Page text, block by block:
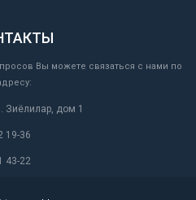
Вы можете связаться с нами по
Зиёлилар, дом 1
19-36
43-22